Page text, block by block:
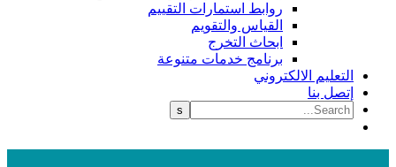
روابط استمارات التقييم
القياس والتقويم
ابحاث التخرج
برنامج خدمات متنوعة
الالكتروني
بنا